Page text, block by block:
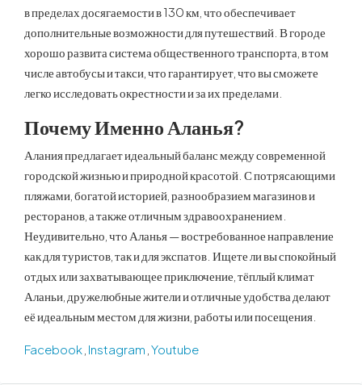
в пределах досягаемости в 130 км, что обеспечивает
дополнительные возможности для путешествий. В городе
хорошо развита система общественного транспорта, в том
числе автобусы и такси, что гарантирует, что вы сможете
легко исследовать окрестности и за их пределами.
Почему Именно Аланья?
Алания предлагает идеальный баланс между современной
городской жизнью и природной красотой. С потрясающими
пляжами, богатой историей, разнообразием магазинов и
ресторанов, а также отличным здравоохранением.
Неудивительно, что Аланья — востребованное направление
как для туристов, так и для экспатов. Ищете ли вы спокойный
отдых или захватывающее приключение, тёплый климат
Аланьи, дружелюбные жители и отличные удобства делают
её идеальным местом для жизни, работы или посещения.
Facebook Instagram Youtube